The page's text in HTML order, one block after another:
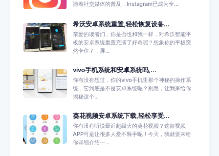
随着社交媒体的普及，Instagram已成为全...
希沃安卓系统重置,轻松恢复设备...
亲爱的读者们，你是否也和我一样，对希沃智能平
板的安卓系统重置充满了好奇呢？想象你的平板突
然卡住了，屏...
vivo手机系统和安卓系统吗,...
你有没有想过，你的vivo手机里那个神秘的操作系
统，它到底是不是安卓系统呢？别急，让我来给你
揭秘这个...
葵花视频安卓系统下载,轻松享受...
你有没有听说最近超级火的葵花视频？这款视频
APP可是让很多人爱不释手呢！今天，我就要来给
你详细介绍一...